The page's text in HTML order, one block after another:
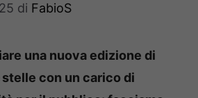
di FabioS
una nuova edizione di
con un carico di